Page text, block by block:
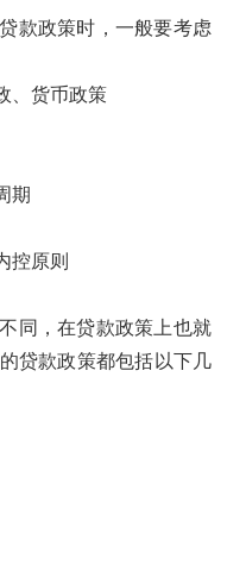
款政策时，一般要考虑
、货币政策
期
控原则
同，在贷款政策上也就
贷款政策都包括以下几